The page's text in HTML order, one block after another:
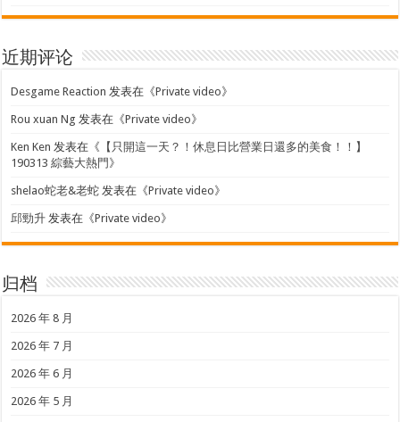
近期评论
Desgame Reaction 发表在《Private video》
Rou xuan Ng 发表在《Private video》
Ken Ken 发表在《 【只開這一天？！休息日比營業日還多的美食！！】
190313 綜藝大熱門 》
shelao蛇老&老蛇 发表在《Private video》
邱勁升 发表在《Private video》
归档
2026 年 8 月
2026 年 7 月
2026 年 6 月
2026 年 5 月